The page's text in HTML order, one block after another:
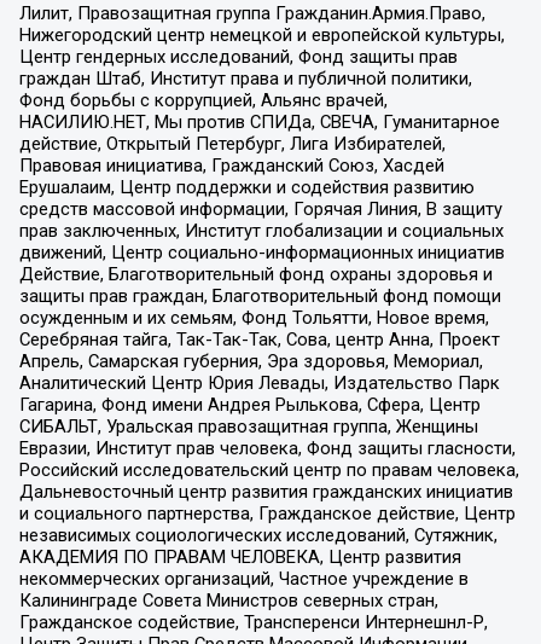
Лилит, Правозащитная группа Гражданин.Армия.Право,
Нижегородский центр немецкой и европейской культуры,
Центр гендерных исследований, Фонд защиты прав
граждан Штаб, Институт права и публичной политики,
Фонд борьбы с коррупцией, Альянс врачей,
НАСИЛИЮ.НЕТ, Мы против СПИДа, СВЕЧА, Гуманитарное
действие, Открытый Петербург, Лига Избирателей,
Правовая инициатива, Гражданский Союз, Хасдей
Ерушалаим, Центр поддержки и содействия развитию
средств массовой информации, Горячая Линия, В защиту
прав заключенных, Институт глобализации и социальных
движений, Центр социально-информационных инициатив
Действие, Благотворительный фонд охраны здоровья и
защиты прав граждан, Благотворительный фонд помощи
осужденным и их семьям, Фонд Тольятти, Новое время,
Серебряная тайга, Так-Так-Так, Сова, центр Анна, Проект
Апрель, Самарская губерния, Эра здоровья, Мемориал,
Аналитический Центр Юрия Левады, Издательство Парк
Гагарина, Фонд имени Андрея Рылькова, Сфера, Центр
СИБАЛЬТ, Уральская правозащитная группа, Женщины
Евразии, Институт прав человека, Фонд защиты гласности,
Российский исследовательский центр по правам человека,
Дальневосточный центр развития гражданских инициатив
и социального партнерства, Гражданское действие, Центр
независимых социологических исследований, Сутяжник,
АКАДЕМИЯ ПО ПРАВАМ ЧЕЛОВЕКА, Центр развития
некоммерческих организаций, Частное учреждение в
Калининграде Совета Министров северных стран,
Гражданское содействие, Трансперенси Интернешнл-Р,